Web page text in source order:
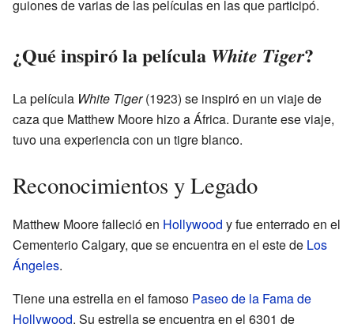
guiones de varias de las películas en las que participó.
¿Qué inspiró la película White Tiger?
La película White Tiger(1923) se inspiró en un viaje de
caza que Matthew Moore hizo a África. Durante ese viaje,
tuvo una experiencia con un tigre blanco.
Reconocimientos y Legado
Matthew Moore falleció en Hollywood y fue enterrado en el
Cementerio Calgary, que se encuentra en el este de Los
Ángeles.
Tiene una estrella en el famoso Paseo de la Fama de
Hollywood. Su estrella se encuentra en el 6301 de